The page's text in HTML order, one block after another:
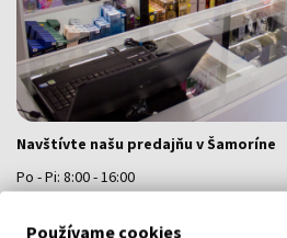
Navštívte našu predajňu v Šamoríne
Po - Pi: 8:00 - 16:00
Používame cookies